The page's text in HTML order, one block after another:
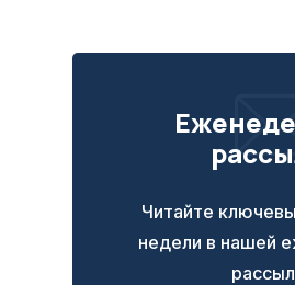
Читайте
недели в нашей